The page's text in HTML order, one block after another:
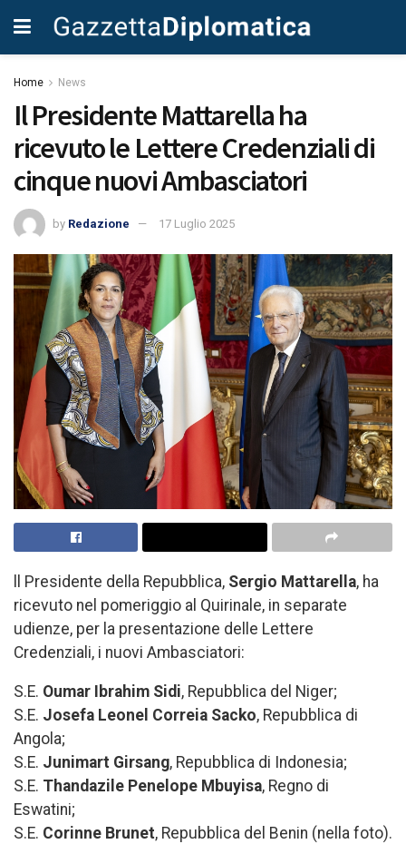
Home News
Il Presidente Mattarella ha
ricevuto le Lettere Credenziali di
cinque nuovi Ambasciatori
by Redazione 17 Luglio 2025
ll Presidente della Repubblica, Sergio Mattarella, ha
ricevuto nel pomeriggio al Quirinale, in separate
udienze, per la presentazione delle Lettere
Credenziali, i nuovi Ambasciatori:
S.E. Oumar Ibrahim Sidi, Repubblica del Niger;
S.E. Josefa Leonel Correia Sacko, Repubblica di
Angola;
S.E. Junimart Girsang, Repubblica di Indonesia;
S.E. Thandazile Penelope Mbuyisa, Regno di
Eswatini;
S.E. Corinne Brunet, Repubblica del Benin (nella foto).